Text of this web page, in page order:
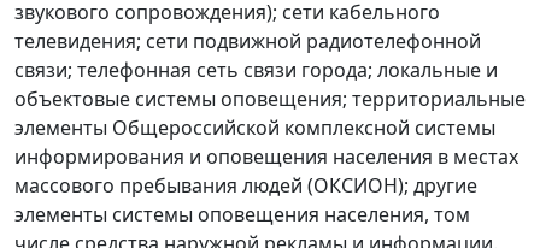
звукового сопровождения); сети кабельного
телевидения; сети подвижной радиотелефонной
связи; телефонная сеть связи города; локальные и
объектовые системы оповещения; территориальные
элементы Общероссийской комплексной системы
информирования и оповещения населения в местах
массового пребывания людей (ОКСИОН); другие
элементы системы оповещения населения, том